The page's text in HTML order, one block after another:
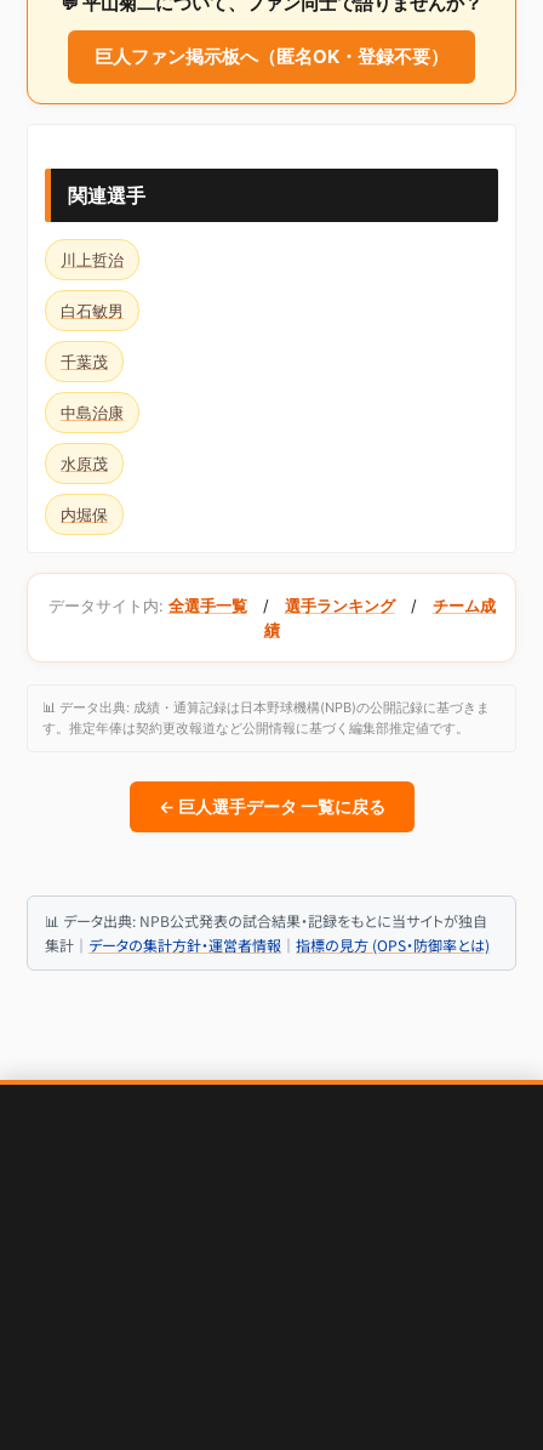
巨人ファン掲示板へ（匿名OK・登録不要）
関連選手
川上哲治
白石敏男
千葉茂
中島治康
水原茂
内堀保
データサイト内: 全選手一覧/ 選手ランキング/ チーム成
績
📊 データ出典: 成績・通算記録は日本野球機構(NPB)の公開記録に基づきま
す。推定年俸は契約更改報道など公開情報に基づく編集部推定値です。
← 巨人選手データ 一覧に戻る
📊 データ出典: NPB公式発表の試合結果・記録をもとに当サイトが独自
集計｜ データの集計方針・運営者情報 ｜ 指標の見方 (OPS・防御率とは)